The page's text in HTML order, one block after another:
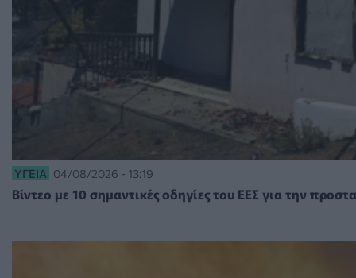
ΥΓΕΊΑ 04/08/2026 - 13:19
Βίντεο με 10 σημαντικές οδηγίες του ΕΕΣ για την